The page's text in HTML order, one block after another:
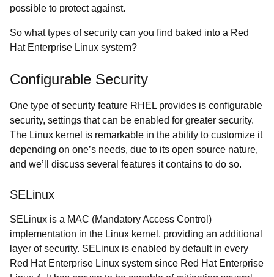
possible to protect against.
So what types of security can you find baked into a Red
Hat Enterprise Linux system?
Configurable Security
One type of security feature RHEL provides is configurable
security, settings that can be enabled for greater security.
The Linux kernel is remarkable in the ability to customize it
depending on one’s needs, due to its open source nature,
and we’ll discuss several features it contains to do so.
SELinux
SELinux is a MAC (Mandatory Access Control)
implementation in the Linux kernel, providing an additional
layer of security. SELinux is enabled by default in every
Red Hat Enterprise Linux system since Red Hat Enterprise